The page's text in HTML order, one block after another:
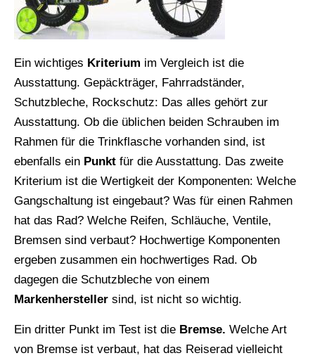
Ein wichtiges Kriterium im Vergleich ist die
Ausstattung. Gepäckträger, Fahrradständer,
Schutzbleche, Rockschutz: Das alles gehört zur
Ausstattung. Ob die üblichen beiden Schrauben im
Rahmen für die Trinkflasche vorhanden sind, ist
ebenfalls ein Punkt für die Ausstattung. Das zweite
Kriterium ist die Wertigkeit der Komponenten: Welche
Gangschaltung ist eingebaut? Was für einen Rahmen
hat das Rad? Welche Reifen, Schläuche, Ventile,
Bremsen sind verbaut? Hochwertige Komponenten
ergeben zusammen ein hochwertiges Rad. Ob
dagegen die Schutzbleche von einem
Markenhersteller sind, ist nicht so wichtig.
Ein dritter Punkt im Test ist die Bremse. Welche Art
von Bremse ist verbaut, hat das Reiserad vielleicht